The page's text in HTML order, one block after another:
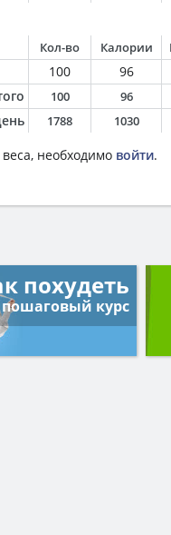
Кол-во Калории
100 96
100 96
1788 1030
необходимо войти.
похудеть
пошаговый курс